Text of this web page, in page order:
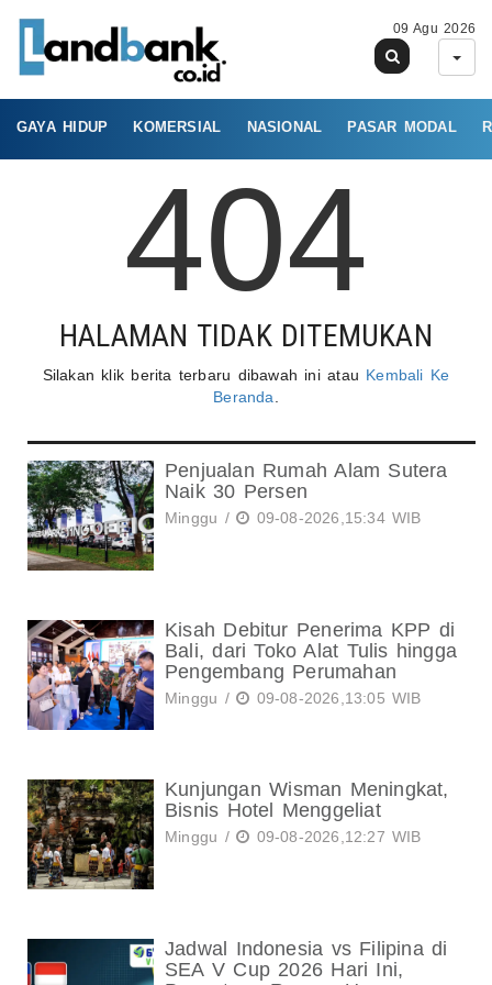
09 Agu 2026
GAYA HIDUP KOMERSIAL NASIONAL PASAR MODAL
404
HALAMAN TIDAK DITEMUKAN
Silakan klik berita terbaru dibawah ini atau Kembali Ke
Beranda
Penjualan Rumah Alam Sutera
Naik 30 Persen
Minggu / 09-08-2026,15:34 WIB
Kisah Debitur Penerima KPP di
Bali, dari Toko Alat Tulis hingga
Pengembang Perumahan
Minggu / 09-08-2026,13:05 WIB
Kunjungan Wisman Meningkat,
Bisnis Hotel Menggeliat
Minggu / 09-08-2026,12:27 WIB
Jadwal Indonesia vs Filipina di
SEA V Cup 2026 Hari Ini,